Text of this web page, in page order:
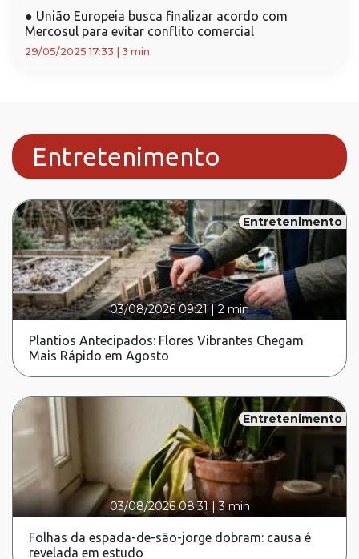
● União Europeia busca finalizar acordo com
Mercosul para evitar conflito comercial
29/05/2025 17:33 3 min
Entretenimento
Entretenimento
03/08/2026 09:21|2 min
Plantios Antecipados: Flores Vibrantes Chegam
Mais Rápido em Agosto
Entretenimento
03/08/2026 08:31 |3 min
Folhas da espada-de-são-jorge dobram: causa é
revelada em estudo